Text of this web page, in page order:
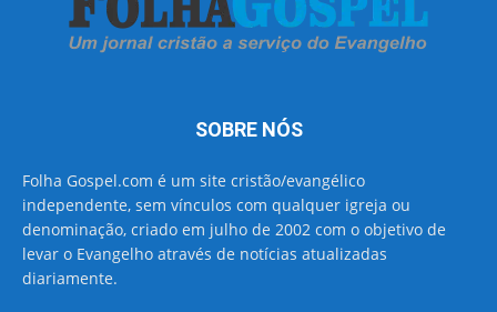
SOBRE NÓS
Folha Gospel.com é um site cristão/evangélico
independente, sem vínculos com qualquer igreja ou
denominação, criado em julho de 2002 com o objetivo de
levar o Evangelho através de notícias atualizadas
diariamente.